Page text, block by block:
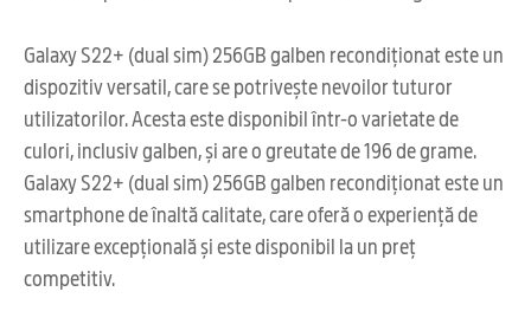
Galaxy S22+ (dual sim) 256GB galben recondiționat este un
dispozitiv versatil, care se potrivește nevoilor tuturor
utilizatorilor. Acesta este disponibil într-o varietate de
culori, inclusiv galben, și are o greutate de 196 de grame.
Galaxy S22+ (dual sim) 256GB galben recondiționat este un
smartphone de înaltă calitate, care oferă o experiență de
utilizare excepțională și este disponibil la un preț
competitiv.